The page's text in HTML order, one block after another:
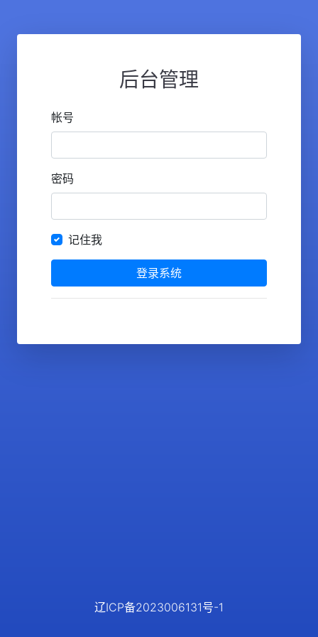
后台管理
帐号
密码
记住我
登录系统
辽ICP备2023006131号-1